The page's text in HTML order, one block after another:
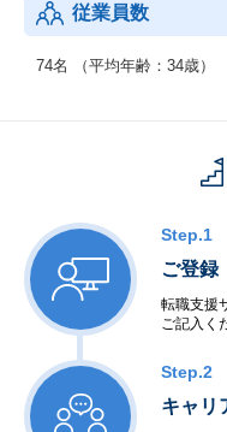
従業員数
74名 （平均年齢：34歳）
Step.1
ご登録
転職支援
ご記入く
Step.2
キャリ